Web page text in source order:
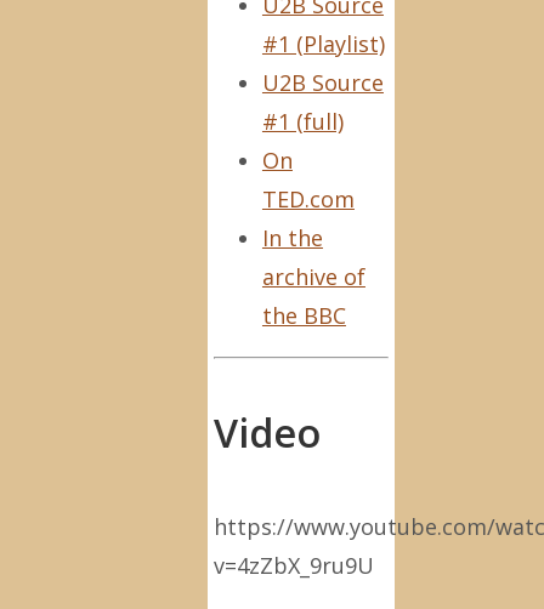
#1 (Playlist)
U2B Source
#1 (full)
On
TED.com
In the
archive of
the BBC
Video
https://www.youtube.com/
v=4zZbX_9ru9U